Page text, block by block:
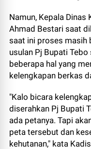
Namun, Kepala Dinas
Ahmad Bestari saat
saat ini proses masih
usulan Pj Bupati
beberapa hal yang
kelengkapan berkas
"Kalo bicara
diserahkan Pj Bupati
ada petanya. Tapi
peta tersebut dan
kehutanan," kata